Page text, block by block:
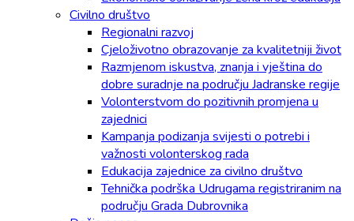
Civilno društvo
Regionalni razvoj
Cjeloživotno obrazovanje za kvalitetniji život
Razmjenom iskustva, znanja i vještina do
dobre suradnje na području Jadranske regije
Volonterstvom do pozitivnih promjena u
zajednici
Kampanja podizanja svijesti o potrebi i
važnosti volonterskog rada
Edukacija zajednice za civilno društvo
Tehnička podrška Udrugama registriranim na
području Grada Dubrovnika